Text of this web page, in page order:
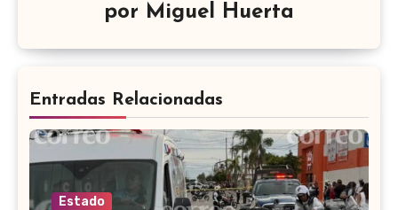
por Miguel Huerta
Entradas Relacionadas
Estado